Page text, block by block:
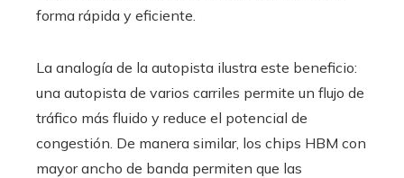
forma rápida y eficiente.
La analogía de la autopista ilustra este beneficio:
una autopista de varios carriles permite un flujo de
tráfico más fluido y reduce el potencial de
congestión. De manera similar, los chips HBM con
mayor ancho de banda permiten que las